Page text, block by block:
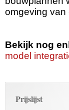
omgeving van
Bekijk nog
model
Prijslijst